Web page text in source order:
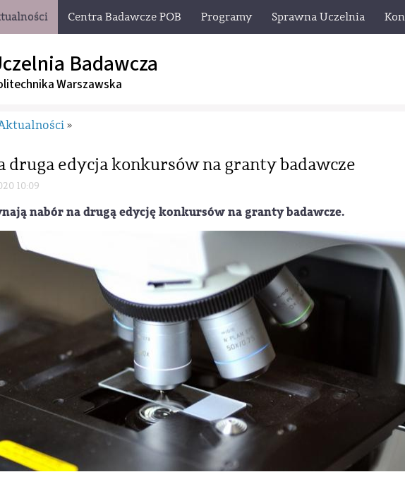
Centra Badawcze POB Programy Sprawna Uczelnia
Badawcza
Warszawska
»
druga edycja konkursów na granty badawcze
10:09
nabór na drugą edycję konkursów na granty badawcze.